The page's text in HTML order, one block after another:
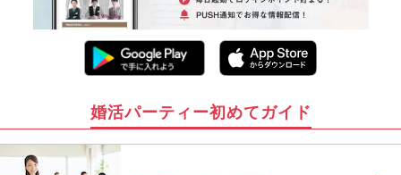
婚活パーティー初めてガイド